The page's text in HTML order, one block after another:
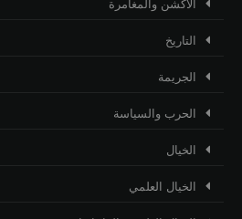
الأكشن والمغامرة
التاريخ
الجريمة
الحرب والسياسة
الخيال
الخيال العلمي